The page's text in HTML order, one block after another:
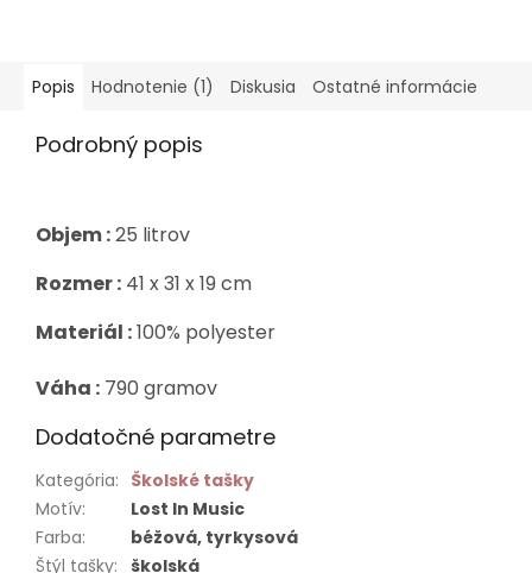
Popis Hodnotenie (1) Diskusia Ostatné informácie
Podrobný popis
Objem :25 litrov
Rozmer : 41 x 31 x 19 cm
Materiál :100% polyester
Váha : 790 gramov
Dodatočné parametre
Kategória: Školské tašky
Motív:
Lost In Music
Farba:
béžová, tyrkysová
Štýl tašky: školská